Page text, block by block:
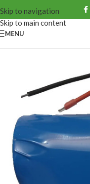
Skip to navigation
Skip to main content
MENU